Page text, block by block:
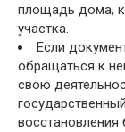
площадь дома,
участка.
Если
обращаться к
свою
восстановления